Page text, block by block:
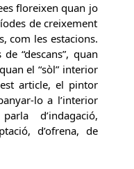
floreixen quan jo
de creixement
com les estacions.
“descans”, quan
el “sòl” interior
article, el pintor
lo a l’interior
d’indagació,
d’ofrena, de